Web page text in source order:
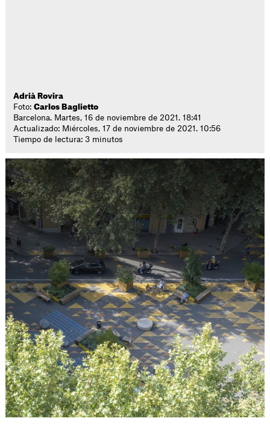
Adrià Rovira
Foto:Carlos Baglietto
Barcelona. Martes, 16 de noviembre de 2021. 18:41
Actualizado: Miércoles, 17 de noviembre de 2021. 10:56
Tiempo de lectura: 3 minutos